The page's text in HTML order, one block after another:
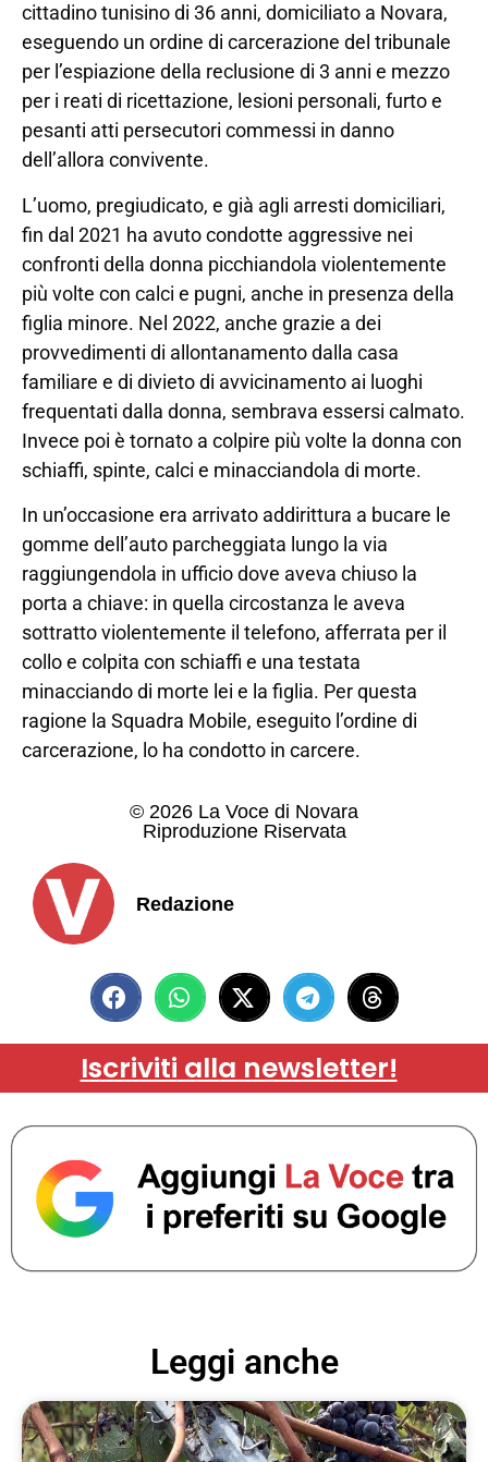
cittadino tunisino di 36 anni, domiciliato a Novara,
eseguendo un ordine di carcerazione del tribunale
per l’espiazione della reclusione di 3 anni e mezzo
per i reati di ricettazione, lesioni personali, furto e
pesanti atti persecutori commessi in danno
dell’allora convivente.
L’uomo, pregiudicato, e già agli arresti domiciliari,
fin dal 2021 ha avuto condotte aggressive nei
confronti della donna picchiandola violentemente
più volte con calci e pugni, anche in presenza della
figlia minore. Nel 2022, anche grazie a dei
provvedimenti di allontanamento dalla casa
familiare e di divieto di avvicinamento ai luoghi
frequentati dalla donna, sembrava essersi calmato.
Invece poi è tornato a colpire più volte la donna con
schiaffi, spinte, calci e minacciandola di morte.
In un’occasione era arrivato addirittura a bucare le
gomme dell’auto parcheggiata lungo la via
raggiungendola in ufficio dove aveva chiuso la
porta a chiave: in quella circostanza le aveva
sottratto violentemente il telefono, afferrata per il
collo e colpita con schiaffi e una testata
minacciando di morte lei e la figlia. Per questa
ragione la Squadra Mobile, eseguito l’ordine di
carcerazione, lo ha condotto in carcere.
© 2026 La Voce di Novara
Riproduzione Riservata
Redazione
Iscriviti alla newsletter!
Leggi anche